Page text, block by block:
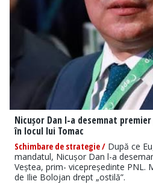
Nicușor Dan l-a desemnat
în locul lui Tomac
Schimbare de strategie / După ce
mandatul, Nicușor Dan l-a
Veștea, prim- vicepreședinte PNL.
de Ilie Bolojan drept „ostilă”.